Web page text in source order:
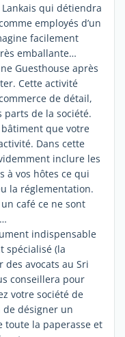
Lankais qui détiendra
employés d’un
facilement
emballante…
Guesthouse après
Cette activité
de détail,
de la société.
que votre
Dans cette
inclure les
à vos hôtes ce qui
la réglementation.
café ce ne sont
indispensable
spécialisé (la
avocats au Sri
conseillera pour
votre société de
désigner un
toute la paperasse et